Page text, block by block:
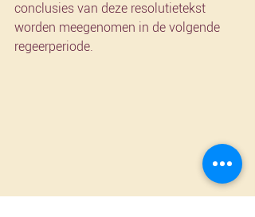
conclusies van deze resolutietekst
worden meegenomen in de volgende
regeerperiode.